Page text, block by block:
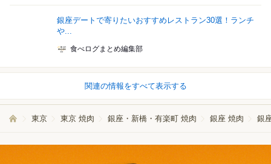
銀座デートで寄りたいおすすめレストラン30選！ランチ
や...
食べログまとめ編集部
関連の情報をすべて表示する
東京 東京 焼肉 銀座・新橋・有楽町 焼肉 銀座 焼肉 銀